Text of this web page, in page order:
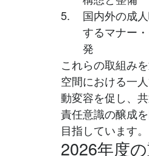
国内外の成
するマナー
発
これらの取組み
空間における一
動変容を促し、
責任意識の醸成
目指しています。
2026年度